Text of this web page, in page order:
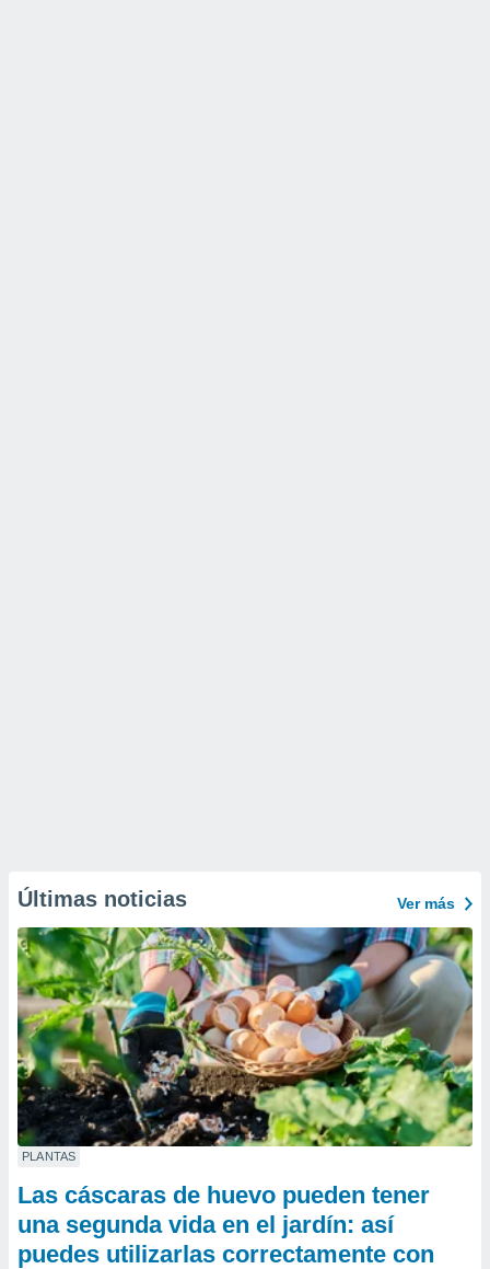
Últimas noticias Ver más
PLANTAS
Las cáscaras de huevo pueden tener
una segunda vida en el jardín: así
puedes utilizarlas correctamente con